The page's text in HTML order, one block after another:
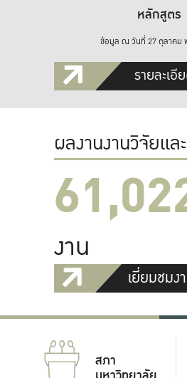
หลักสูตร
ข้อมูล ณ วันที่ 27 ตุลาคม
รายละเอี
ผลงานงานวิจัยแ
งาน
เยี่ยมชมง
สภา